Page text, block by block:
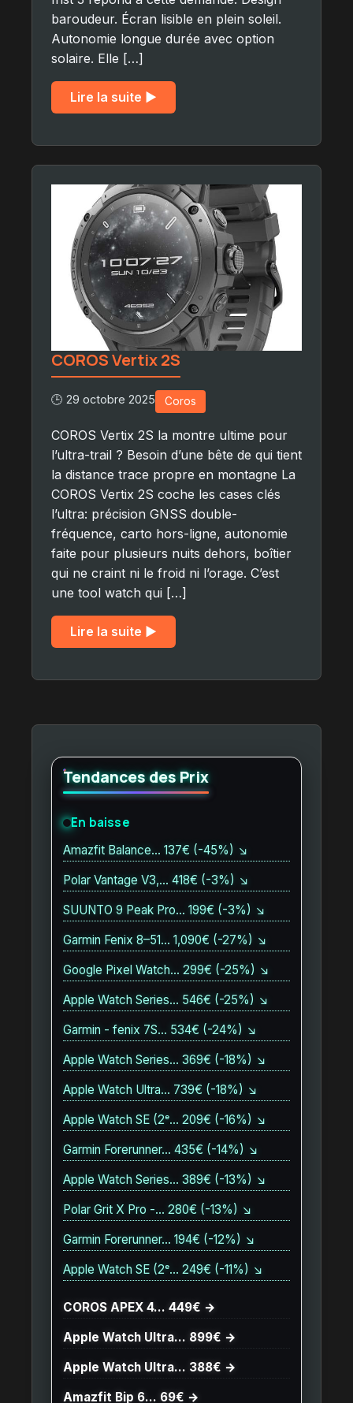
baroudeur. Écran lisible en plein soleil.
Autonomie longue durée avec option
solaire. Elle […]
Lire la suite ▶︎
COROS Vertix 2S
🕒 29 octobre 2025 Coros
COROS Vertix 2S la montre ultime pour
l’ultra-trail ? Besoin d’une bête de qui tient
la distance trace propre en montagne La
COROS Vertix 2S coche les cases clés
l’ultra: précision GNSS double-
fréquence, carto hors-ligne, autonomie
faite pour plusieurs nuits dehors, boîtier
qui ne craint ni le froid ni l’orage. C’est
une tool watch qui […]
Lire la suite ▶︎
Tendances des Prix
En baisse
Amazfit Balance… 137€ (-45%) ↘
Polar Vantage V3,… 418€ (-3%) ↘
SUUNTO 9 Peak Pro… 199€ (-3%) ↘
Garmin Fenix 8–51… 1,090€ (-27%) ↘
Google Pixel Watch… 299€ (-25%) ↘
Apple Watch Series… 546€ (-25%) ↘
Garmin - fenix 7S… 534€ (-24%) ↘
Apple Watch Series… 369€ (-18%) ↘
Apple Watch Ultra… 739€ (-18%) ↘
Apple Watch SE (2ᵉ… 209€ (-16%) ↘
Garmin Forerunner… 435€ (-14%) ↘
Apple Watch Series… 389€ (-13%) ↘
Polar Grit X Pro -… 280€ (-13%) ↘
Garmin Forerunner… 194€ (-12%) ↘
Apple Watch SE (2ᵉ… 249€ (-11%) ↘
COROS APEX 4… 449€ →
Apple Watch Ultra… 899€ →
Apple Watch Ultra… 388€ →
Amazfit Bip 6… 69€ →